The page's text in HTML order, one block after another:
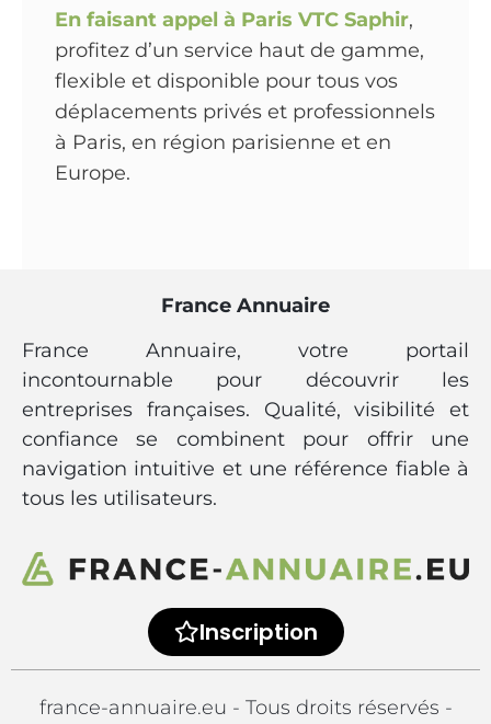
En faisant appel à Paris VTC Saphir,
profitez d’un service haut de gamme,
flexible et disponible pour tous vos
déplacements privés et professionnels
à Paris, en région parisienne et en
Europe.
France Annuaire
France Annuaire, votre portail
incontournable pour découvrir les
entreprises françaises. Qualité, visibilité et
confiance se combinent pour offrir une
navigation intuitive et une référence fiable à
tous les utilisateurs.
Inscription
france-annuaire.eu - Tous droits réservés -